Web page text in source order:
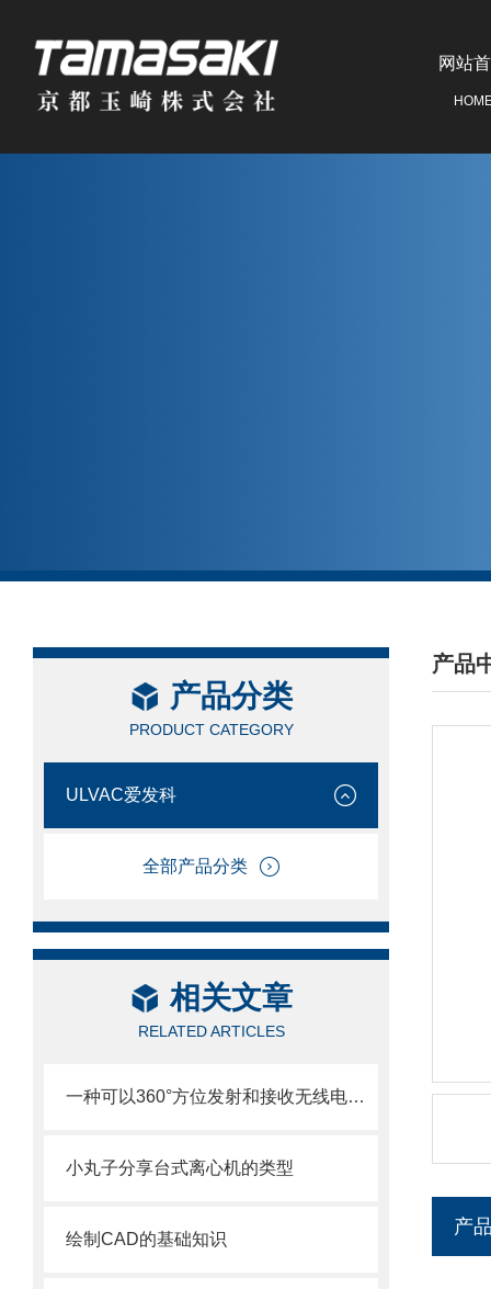
网站
产品分类
PRODUCT CATEGORY
ULVAC爱发科
全部产品分类
相关文章
RELATED ARTICLES
一种可以360°方位发射和接收无线电波的天线
小丸子分享台式离心机的类型
绘制CAD的基础知识
产品
/
产